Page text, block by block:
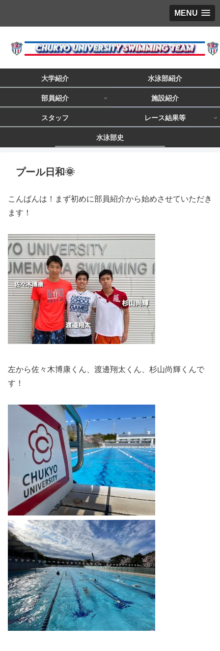
MENU
大学紹介 水泳部紹介
部員紹介 施設紹介
スタッフ レース結果等
水泳部史
プール日和🌞
こんばんは！まず初めに部員紹介から始めさせていただき
ます！
左から佐々木博康くん、渡邊翔太くん、杉山尚輝くんで
す！